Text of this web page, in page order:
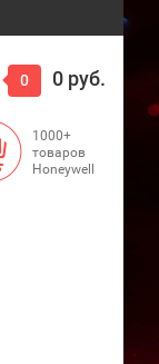
0 0 руб.
1000+
товаров
Honeywell